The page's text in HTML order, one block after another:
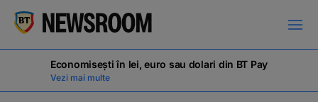
Economisești în lei, euro sau dolari din BT Pay
Vezi mai multe